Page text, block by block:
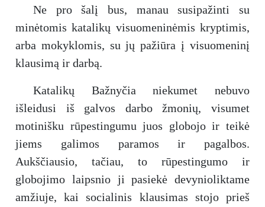
Ne pro šalį bus, manau susipažinti su
minėtomis katalikų visuomeninėmis kryptimis,
arba mokyklomis, su jų pažiūra į visuomeninį
klausimą ir darbą.
Katalikų Bažnyčia niekumet nebuvo
išleidusi iš galvos darbo žmonių, visumet
motinišku rūpestingumu juos globojo ir teikė
jiems galimos paramos ir pagalbos.
Aukščiausio, tačiau, to rūpestingumo ir
globojimo laipsnio ji pasiekė devynioliktame
amžiuje, kai socialinis klausimas stojo prieš